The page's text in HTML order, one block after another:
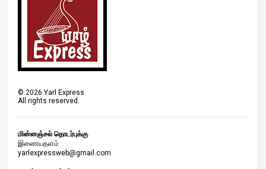
©2026 Yarl Express
All rights reserved.
மின்னஞ்சல் தொடர்புக்கு
இணையதளம்
yarlexpressweb@gmail.com